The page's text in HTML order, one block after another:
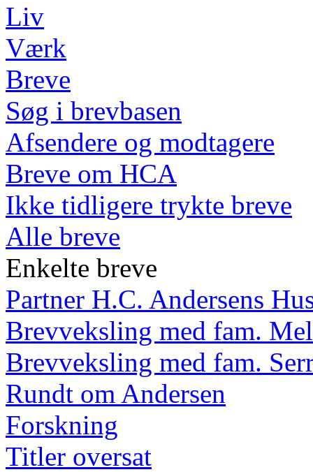
Liv
Værk
Breve
Søg i brevbasen
Afsendere og modtagere
Breve om HCA
Ikke tidligere trykte breve
Alle breve
Enkelte breve
Partner H.C. Andersens
Brevveksling med fam.
Brevveksling med fam.
Rundt om Andersen
Forskning
Titler oversat